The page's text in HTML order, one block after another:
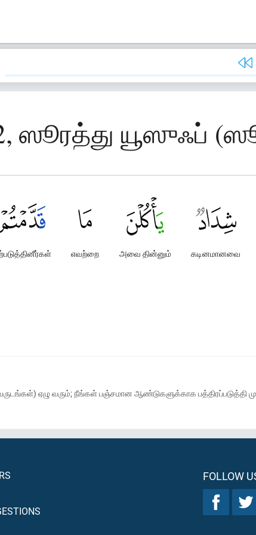
ஸூரத்து யூஸுஃப்
கடினமானவை
அவை தின்னும்
எவற்றை
ஏழு வரும்; நீங்கள் பஞ்சமான ஆண்டுகளுக்காக
FOLLOW